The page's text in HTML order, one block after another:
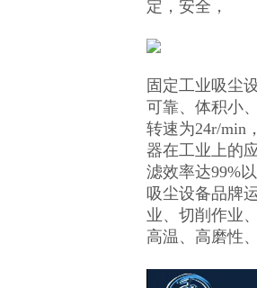
定，安全，
固定工业吸尘
可靠、体积小
转速为24r/min
器在工业上的
滤效率达99%
吸尘设备品牌
业、切削作业
高温、高磨性